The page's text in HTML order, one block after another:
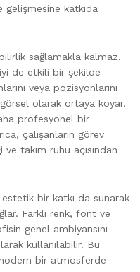
gelişmesine katkıda
sağlamakla kalmaz,
de etkili bir şekilde
veya pozisyonlarını
görsel olarak ortaya koyar.
profesyonel bir
çalışanların görev
takım ruhu açısından
estetik bir katkı da sunarak
Farklı renk, font ve
genel ambiyansını
kullanılabilir. Bu
bir atmosferde